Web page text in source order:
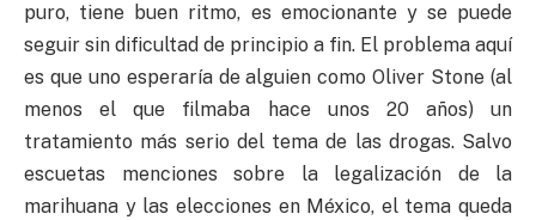
puro, tiene buen ritmo, es emocionante y se puede
seguir sin dificultad de principio a fin. El problema aquí
es que uno esperaría de alguien como Oliver Stone (al
menos el que filmaba hace unos 20 años) un
tratamiento más serio del tema de las drogas. Salvo
escuetas menciones sobre la legalización de la
marihuana y las elecciones en México, el tema queda